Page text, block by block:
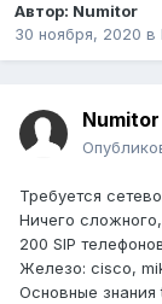
Автор: Numitor
30 ноября, 2020 в
Numitor
Требуется
Ничего
200 SIP
Железо: cisco,
Основные знания